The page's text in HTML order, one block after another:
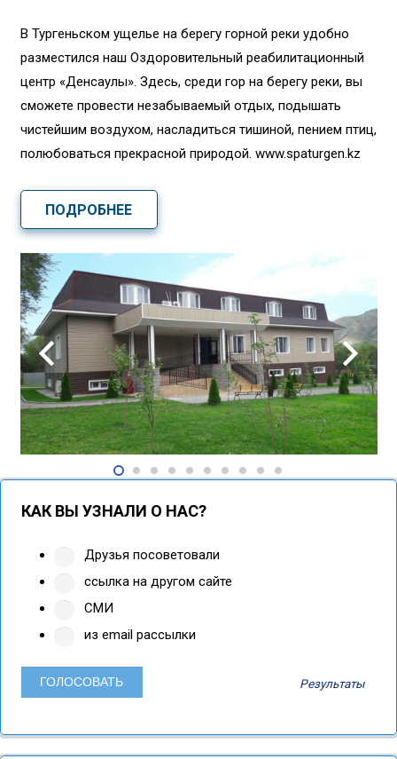
В Тургеньском ущелье на берегу горной реки удобно
разместился наш Оздоровительный реабилитационный
центр «Денсаулық». Здесь, среди гор на берегу реки, вы
сможете провести незабываемый отдых, подышать
чистейшим воздухом, насладиться тишиной, пением птиц,
полюбоваться прекрасной природой. www.spaturgen.kz
ПОДРОБНЕЕ
КАК ВЫ УЗНАЛИ О НАС?
Друзья посоветовали
ссылка на другом сайте
СМИ
из email рассылки
Результаты